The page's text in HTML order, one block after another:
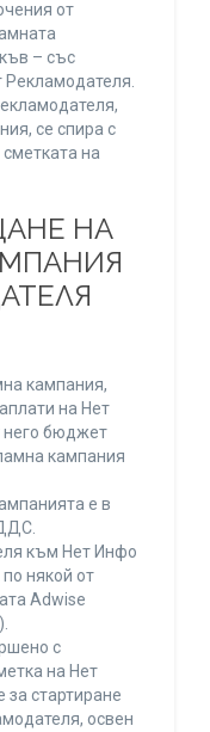
от
– със
Рекламодателя.
се спира с
на
НА
кампания,
на Нет
него бюджет
кампания
е в
към Нет Инфо
някой от
Adwise
с
на Нет
стартиране
освен